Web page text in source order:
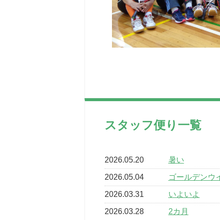
スタッフ便り一覧
2026.05.20 暑い
2026.05.04 ゴールデンウ
2026.03.31 いよいよ
2026.03.28 2カ月